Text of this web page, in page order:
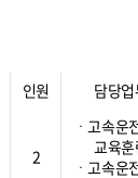
인원 담당
2
ㆍ고속운
교육훈
ㆍ고속운